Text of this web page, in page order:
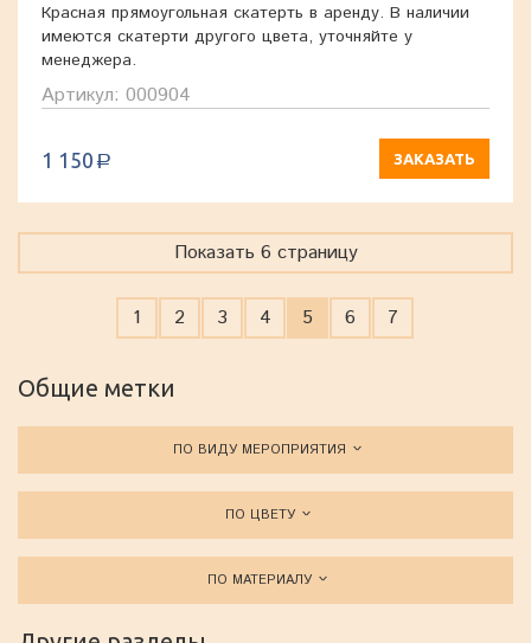
Красная прямоугольная скатерть в аренду. В наличии
имеются скатерти другого цвета, уточняйте у
менеджера.
Артикул: 000904
1 150 a ЗАКАЗАТЬ
Показать 6 страницу
1 2 3 4 5 6 7
Общие метки
ПО ВИДУ МЕРОПРИЯТИЯ
ПО ЦВЕТУ
ПО МАТЕРИАЛУ